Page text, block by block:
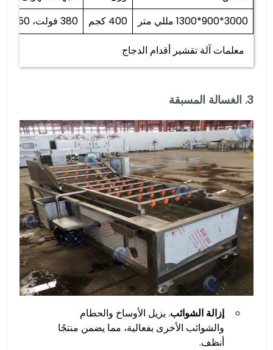
3000*900*1300 مللي متر
400 كجم 380 فولت، 50 هرتز
معلمات آلة تقشير أقدام الدجاج
3. الغسالة المسبقة
إزالة الشوائب. يزيل الأوساخ والحطام
والشوائب الأخرى بفعالية، مما يضمن منتجًا
أنظف.